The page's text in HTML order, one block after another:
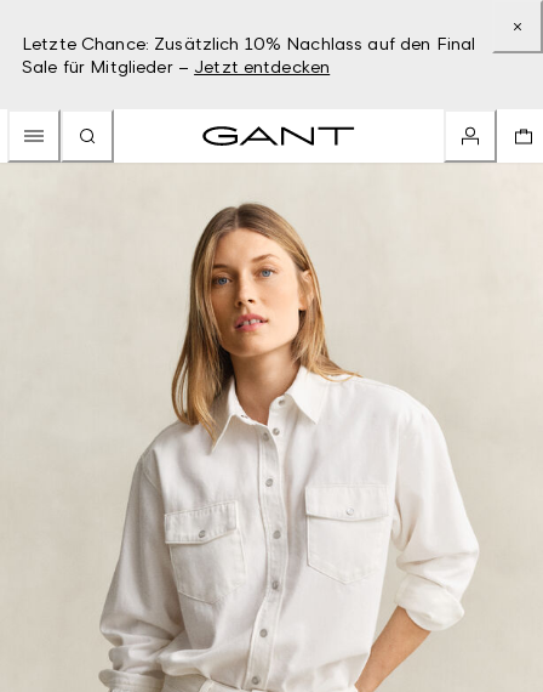
Letzte Chance: Zusätzlich 10% Nachlass auf den Final
Sale für Mitglieder – Jetzt entdecken